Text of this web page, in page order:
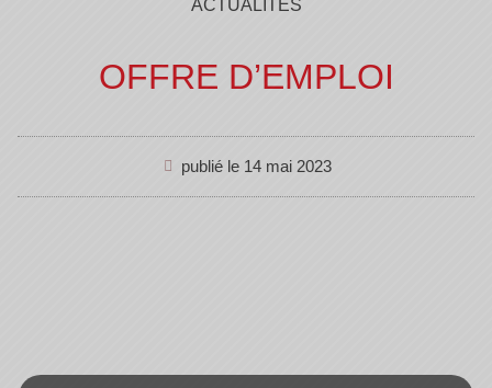
ACTUALITÉS
OFFRE D’EMPLOI
publié le 14 mai 2023